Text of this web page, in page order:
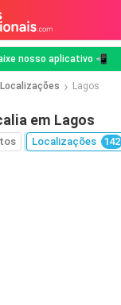
nosso aplicativo 📲
Localizações Lagos
em Lagos
Localizações 142